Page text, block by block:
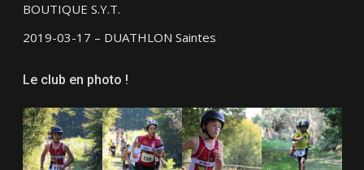
BOUTIQUE S.Y.T.
2019-03-17 – DUATHLON Saintes
Le club en photo !